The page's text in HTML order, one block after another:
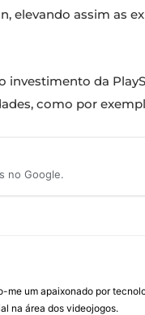
elevando assim as
da
como por
no Google.
um apaixonado por
na área dos videojogos.